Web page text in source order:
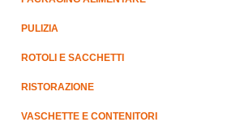
PULIZIA
ROTOLI E SACCHETTI
RISTORAZIONE
VASCHETTE E CONTENITORI